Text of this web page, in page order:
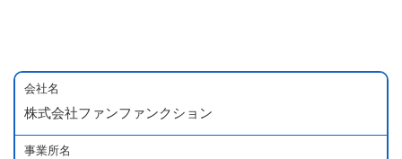
会社名
株式会社ファンファンクション
事業所名